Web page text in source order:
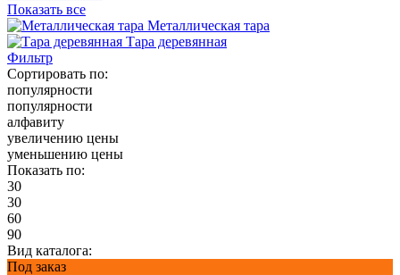
Показать все
Металлическая тара
Тара деревянная
Фильтр
Сортировать по:
популярности
популярности
алфавиту
увеличению цены
уменьшению цены
Показать по:
30
30
60
90
Вид каталога:
Под заказ